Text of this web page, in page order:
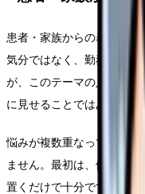
患者・家族からの暴言で
気分ではなく、勤務条件と
が、このテーマの入口で
に見せることではありませ
悩みが複数重なっている
ません。最初は、体調、
置くだけで十分です。